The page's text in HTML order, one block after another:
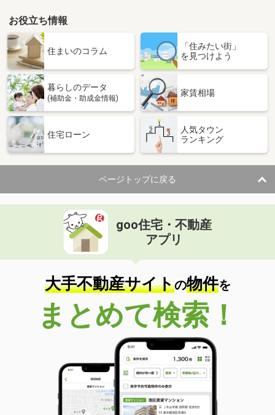
三重県津市広明町
価 格
10.80万円
三重県津市広明町
専有面積 42.34m²
間取り
三重県津市広明町
10.40万円
住 所
三重県津市広明町
専有面積 42.34m²
間取り
1LDK
三重県津市広明町
価 格
10.60万円
住 所
三重県津市広明町
専有面積 42.34m²
間取り
1LDK
三重県津市広明町
価 格
11万円
三重県津市広明町
42.34m²
間取り
1LDK
三重県津市広明町
お役立ち情報
住まいのコラム
「住みたい街」
を見つけよう
暮らしのデータ
(補助金・助成金情報)
家賃相場
住宅ローン
人気タウン
ランキング
ページトップに戻る
goo住宅・不動産
アプリ
大手不動産サイトの物件を
まとめて検索！